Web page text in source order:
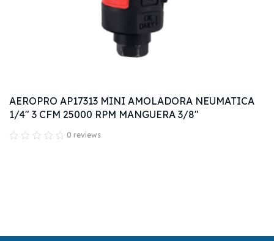
AEROPRO AP17313 MINI AMOLADORA NEUMATICA
1/4" 3 CFM 25000 RPM MANGUERA 3/8"
0 reviews